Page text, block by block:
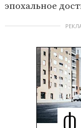
эпохальное